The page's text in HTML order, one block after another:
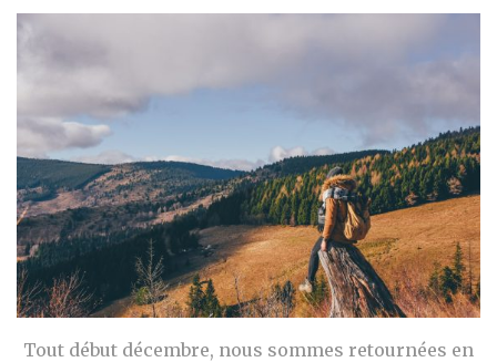
Tout début décembre, nous sommes retournées en